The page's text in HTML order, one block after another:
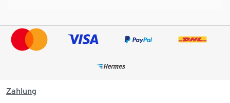
Zahlung